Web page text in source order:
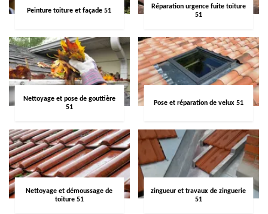
Peinture toiture et façade 51
Réparation urgence fuite toiture
51
Nettoyage et pose de gouttière
51
Pose et réparation de velux 51
Nettoyage et démoussage de
toiture 51
zingueur et travaux de zinguerie
51